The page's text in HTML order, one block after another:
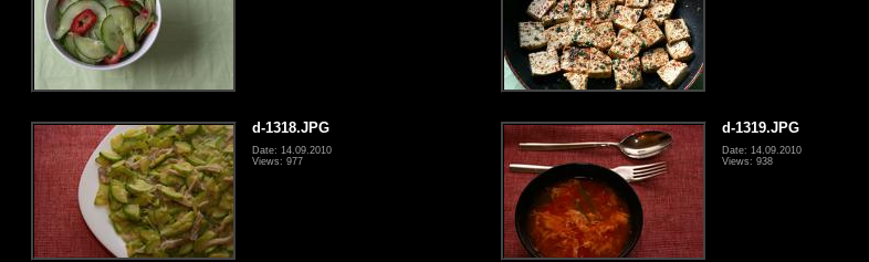
d-1318.JPG
Date: 14.09.2010
Views: 977
d-1319.JPG
Date: 14.09.2010
Views: 938